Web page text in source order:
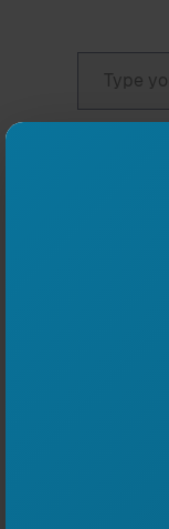
Type your email…